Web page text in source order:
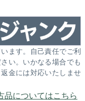
ます。自己責任でご利
い。いかなる場合でも
金には対応いたしませ
品についてはこちら